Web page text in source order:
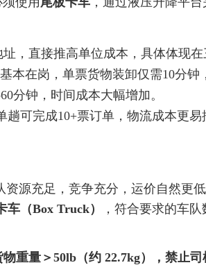
，直接推高单位成本，具体体现
本在岗，单票货物装卸仅需10分
分钟，时间成本大幅增加。
趟可完成10+票订单，物流成本更
资源充足，竞争充分，运价自然更
车（Box Truck） ，符合要求的车
物重量＞50lb（约 22.7kg），禁止